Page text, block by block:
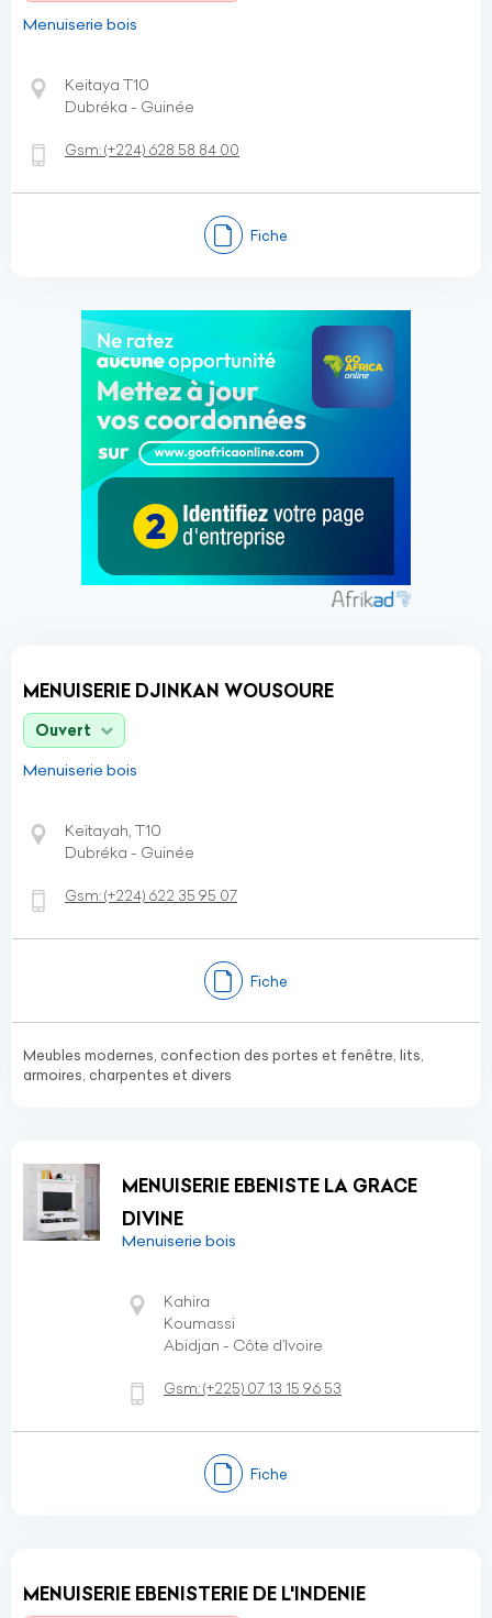
Menuiserie bois
Keitaya T10
Dubréka - Guinée
Gsm:(+224) 628 58 84 00
Fiche
MENUISERIE DJINKAN WOUSOURE
Ouvert
Menuiserie bois
Keïtayah, T10
Dubréka - Guinée
Gsm:(+224) 622 35 95 07
Fiche
Meubles modernes, confection des portes et fenêtre, lits,
armoires, charpentes et divers
MENUISERIE EBENISTE LA GRACE
DIVINE
Menuiserie bois
Kahira
Koumassi
Abidjan - Côte d’Ivoire
Gsm:(+225) 07 13 15 96 53
Fiche
MENUISERIE EBENISTERIE DE L'INDENIE